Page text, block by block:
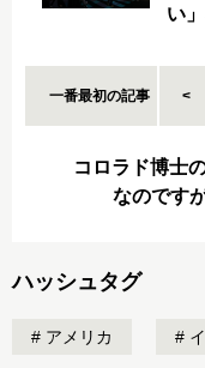
い
一番最初の記事
コロラド博士
なのです
ハッシュタグ
アメリカ